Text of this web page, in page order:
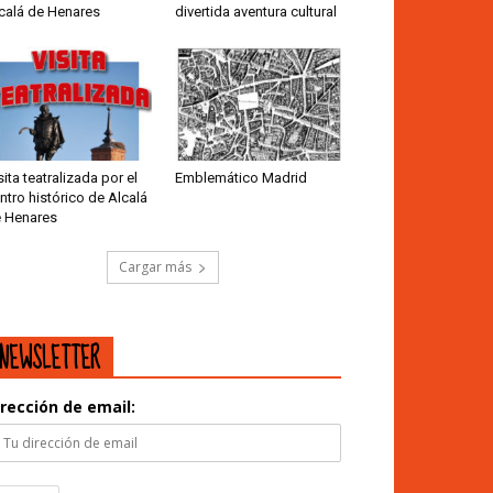
de Henares
divertida aventura cultural
teatralizada por el
histórico de Alcalá
Henares
Emblemático Madrid
Cargar más
de email: